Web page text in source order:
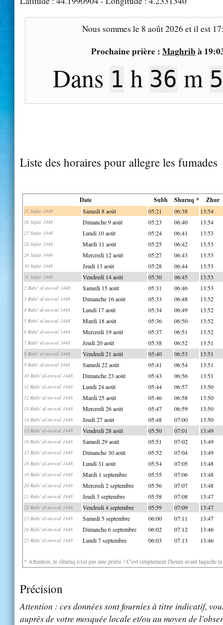
Nous sommes le 8 août 2026 et il est
Prochaine prière : Maghrib à
Dans 1 h 36 m
Liste des horaires pour allegre les fumades
Date Subh Shuruq * Zhur
25 Safar 1448 Samedi 8 août 05:21 06:38 13:54
26 Safar 1448 Dimanche 9 août 05:23 06:40 13:54
27 Safar 1448 Lundi 10 août 05:24 06:41 13:53
28 Safar 1448 Mardi 11 août 05:25 06:42 13:53
29 Safar 1448 Mercredi 12 août 05:27 06:43 13:53
30 Safar 1448 Jeudi 13 août 05:28 06:44 13:53
31 Safar 1448 Vendredi 14 août 05:30 06:45 13:53
2 Rabi' al-awwal 1448 Samedi 15 août 05:31 06:46 13:53
3 Rabi' al-awwal 1448 Dimanche 16 août 05:33 06:48 13:52
4 Rabi' al-awwal 1448 Lundi 17 août 05:34 06:49 13:52
5 Rabi' al-awwal 1448 Mardi 18 août 05:36 06:50 13:52
6 Rabi' al-awwal 1448 Mercredi 19 août 05:37 06:51 13:52
7 Rabi' al-awwal 1448 Jeudi 20 août 05:38 06:52 13:51
8 Rabi' al-awwal 1448 Vendredi 21 août 05:40 06:53 13:51
9 Rabi' al-awwal 1448 Samedi 22 août 05:41 06:54 13:51
10 Rabi' al-awwal 1448 Dimanche 23 août 05:43 06:56 13:51
11 Rabi' al-awwal 1448 Lundi 24 août 05:44 06:57 13:50
12 Rabi' al-awwal 1448 Mardi 25 août 05:46 06:58 13:50
13 Rabi' al-awwal 1448 Mercredi 26 août 05:47 06:59 13:50
14 Rabi' al-awwal 1448 Jeudi 27 août 05:48 07:00 13:50
15 Rabi' al-awwal 1448 Vendredi 28 août 05:50 07:01 13:49
16 Rabi' al-awwal 1448 Samedi 29 août 05:51 07:02 13:49
17 Rabi' al-awwal 1448 Dimanche 30 août 05:52 07:04 13:49
18 Rabi' al-awwal 1448 Lundi 31 août 05:54 07:05 13:48
19 Rabi' al-awwal 1448 Mardi 1 septembre 05:55 07:06 13:48
20 Rabi' al-awwal 1448 Mercredi 2 septembre 05:56 07:07 13:48
21 Rabi' al-awwal 1448 Jeudi 3 septembre 05:58 07:08 13:47
22 Rabi' al-awwal 1448 Vendredi 4 septembre 05:59 07:09 13:47
23 Rabi' al-awwal 1448 Samedi 5 septembre 06:00 07:11 13:47
24 Rabi' al-awwal 1448 Dimanche 6 septembre 06:02 07:12 13:46
25 Rabi' al-awwal 1448 Lundi 7 septembre 06:03 07:13 13:46
* Attention, le shuruq n'est pas une prière ! C'est simplement l'heure avant laquelle
Précision
Attention : ces données sont fournies à titre indicatif,
auprès de votre mosquée locale et/ou au moyen de